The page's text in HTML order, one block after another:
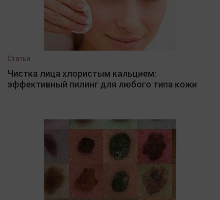
Статья
Чистка лица хлористым кальцием:
эффективный пилинг для любого типа кожи